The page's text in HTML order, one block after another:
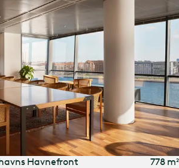
Havnefront
778 m²